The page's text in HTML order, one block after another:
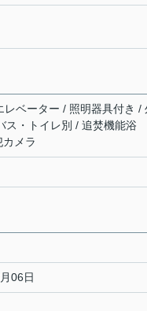
ベーター / 照明器具付き /
ス・トイレ別 / 追焚機能浴
メラ
06日